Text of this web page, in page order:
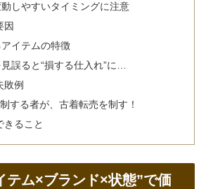
しやすいタイミングに注意
因
イテムの特徴
誤ると“損する仕入れ”に…
敗例
する者が、古着転売を制す！
きること
テム×ブランド×状態”で価